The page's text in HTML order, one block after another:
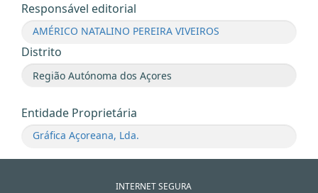
Responsável editorial
AMÉRICO NATALINO PEREIRA VIVEIROS
Distrito
Entidade Proprietária
Gráfica Açoreana, Lda.
INTERNET SEGURA